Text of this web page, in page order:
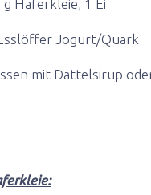
g Haferkleie, 1 Ei
Jogurt/Quark
mit Dattelsirup